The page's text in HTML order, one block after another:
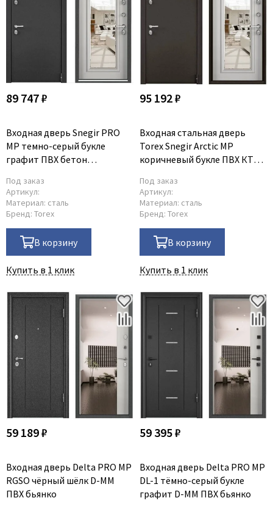
89 747 ₽
Входная дверь Snegir PRO
MP темно-серый букле
графит ПВХ бетон
зеркалом
Под заказ
Артикул:
Материал: сталь
Бренд: Torex
В корзину
Купить в 1 клик
95 192 ₽
Входная стальная дверь
Torex Snegir Arctic MP
коричневый букле ПВХ КТ
Под заказ
Артикул:
Материал: сталь
Бренд: Torex
В корзину
Купить в 1 клик
59 189 ₽
Входная дверь Delta PRO MP
RGSO чёрный шёлк D-MM
ПВХ бьянко
59 395 ₽
Входная дверь Delta PRO MP
DL-1 тёмно-серый букле
графит D-MM ПВХ бьянко